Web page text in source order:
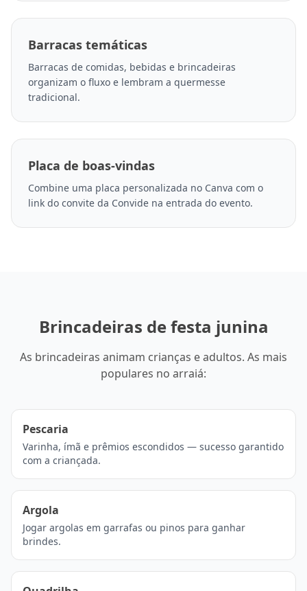
Barracas temáticas
Barracas de comidas, bebidas e brincadeiras
organizam o fluxo e lembram a quermesse
tradicional.
Placa de boas-vindas
Combine uma placa personalizada no Canva com o
link do convite da Convide na entrada do evento.
Brincadeiras de festa junina
As brincadeiras animam crianças e adultos. As mais
populares no arraiá:
Pescaria
Varinha, ímã e prêmios escondidos — sucesso garantido
com a criançada.
Argola
Jogar argolas em garrafas ou pinos para ganhar
brindes.